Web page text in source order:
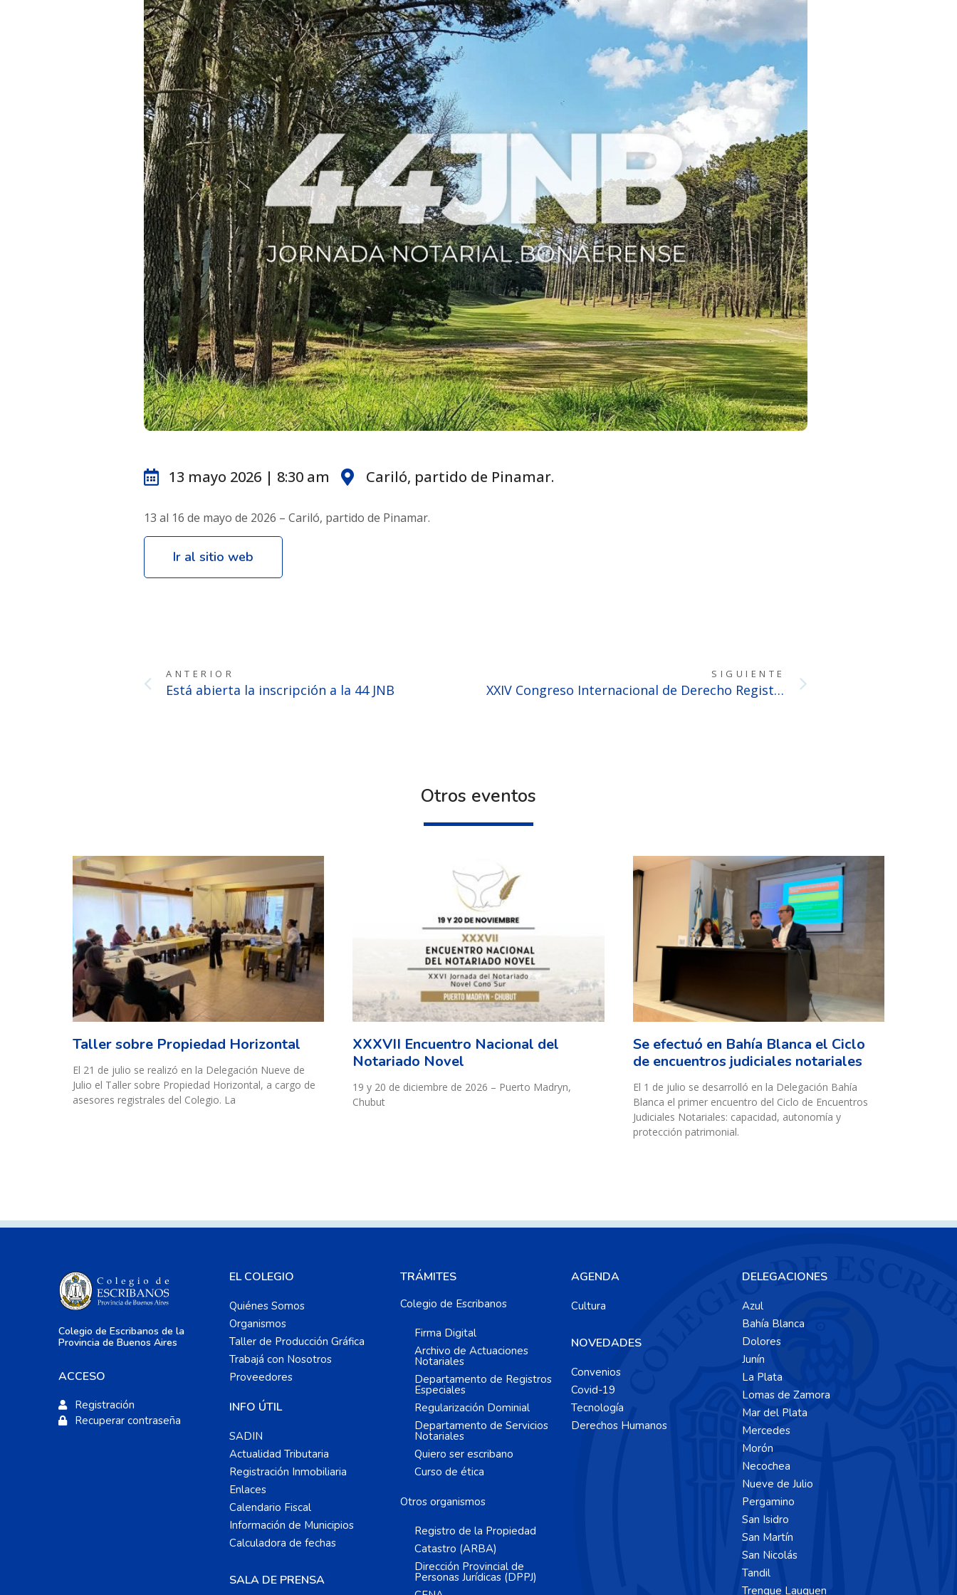
13 mayo 2026 | 8:30 am Cariló, partido de Pinamar.
13 al 16 de mayo de 2026 – Cariló, partido de Pinamar.
Ir al sitio web
ANTERIOR
Está abierta la inscripción a la 44 JNB
SIGUIENTE
XXIV Congreso Internacional de Derecho Registral
Otros eventos
Taller sobre Propiedad Horizontal
El 21 de julio se realizó en la Delegación Nueve de
Julio el Taller sobre Propiedad Horizontal, a cargo de
asesores registrales del Colegio. La
XXXVII Encuentro Nacional del
Notariado Novel
19 y 20 de diciembre de 2026 – Puerto Madryn,
Chubut
Se efectuó en Bahía Blanca el Ciclo
de encuentros judiciales notariales
El 1 de julio se desarrolló en la Delegación Bahía
Blanca el primer encuentro del Ciclo de Encuentros
Judiciales Notariales: capacidad, autonomía y
protección patrimonial.
Colegio de Escribanos de la
Provincia de Buenos Aires
ACCESO
Registración
Recuperar contraseña
EL COLEGIO
Quiénes Somos
Organismos
Taller de Producción Gráfica
Trabajá con Nosotros
Proveedores
INFO ÚTIL
SADIN
Actualidad Tributaria
Registración Inmobiliaria
Enlaces
Calendario Fiscal
Información de Municipios
Calculadora de fechas
SALA DE PRENSA
TRÁMITES
Colegio de Escribanos
Firma Digital
Archivo de Actuaciones
Notariales
Departamento de Registros
Especiales
Regularización Dominial
Departamento de Servicios
Notariales
Quiero ser escribano
Curso de ética
Otros organismos
Registro de la Propiedad
Catastro (ARBA)
Dirección Provincial de
Personas Jurídicas (DPPJ)
AGENDA
Cultura
NOVEDADES
Convenios
Covid-19
Tecnología
Derechos Humanos
DELEGACIONES
Azul
Bahía Blanca
Dolores
Junín
La Plata
Lomas de Zamora
Mar del Plata
Mercedes
Morón
Necochea
Nueve de Julio
Pergamino
San Isidro
San Martín
San Nicolás
Tandil
Trenque Lauquen